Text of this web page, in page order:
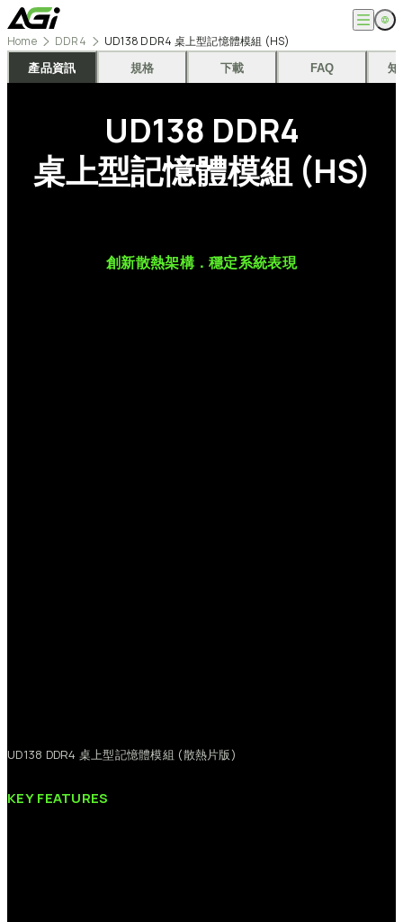
跳
至
主
內
English
繁體中文
公司
ESG
記憶體模組
固態硬碟
外接式固態硬碟
超能玩家
服務
Home DDR4 UD138 DDR4 桌上型記憶體模組 (HS)
產品資訊 規格 下載 FAQ 知
UD138 DDR4
桌上型記憶體模組 (HS)
創新散熱架構．穩定系統表現
UD138 DDR4 桌上型記憶體模組 (散熱片版)
KEYFEATURES